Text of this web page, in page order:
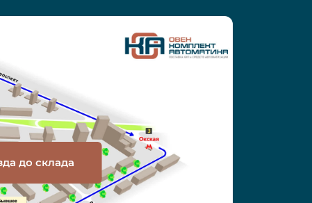
до склада